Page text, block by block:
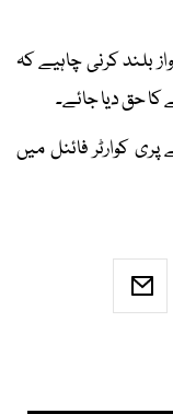
بلند کرنی چاہیے کہ
کا حق دیا جائے۔
کوارٹر فائنل میں